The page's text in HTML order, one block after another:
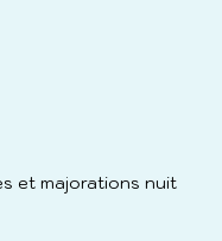
et majorations nuit